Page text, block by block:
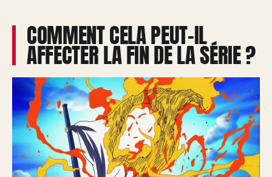
COMMENT CELA PEUT-IL
AFFECTER LA FIN DE LA SÉRIE ?